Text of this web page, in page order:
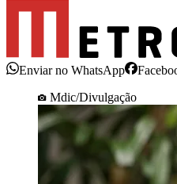
Enviar no WhatsApp
Mdic/Divulgação